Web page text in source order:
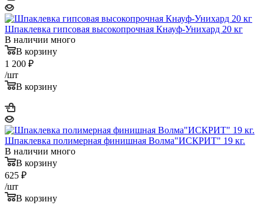
Шпаклевка гипсовая высокопрочная Кнауф-Унихард 20 кг
В наличии много
В корзину
1 200 ₽
/шт
В корзину
Шпаклевка полимерная финишная Волма"ИСКРИТ" 19 кг.
В наличии много
В корзину
625 ₽
/шт
В корзину